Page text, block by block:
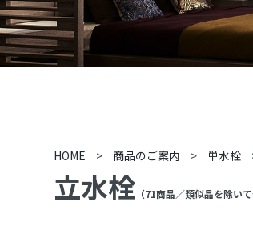
HOME > 商品のご案内 > 単水栓
立水栓 （71商品／類似品を除い